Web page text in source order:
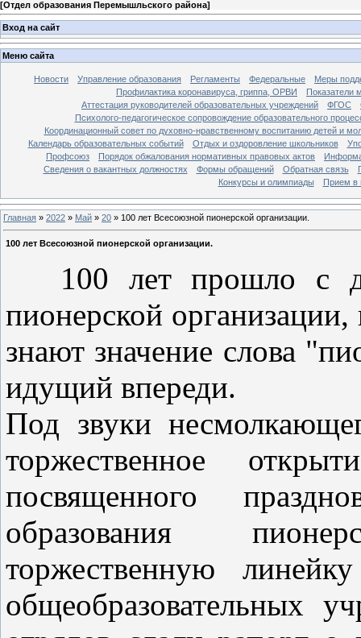
[Отдел образования Перемышльского района]
Вход на сайт
Меню сайта
Новости Управление образования Регламенты Федеральные
Меры
Профилактика коронавируса, гриппа, ОРВИ
Показатели
Аттестация руководителей образовательных учреждений
ФГОС
Психолого-педагогическое сопровождение образовательного
Координационный совет по духовно-нравственному воспитанию детей и
Календарь образовательных событий
Отдых и оздоровление школьников
Профсоюз
Порядок обжалования нормативных правовых актов
Сведения о вакантных должностях
Формы обращений Обратная связь
Конкурсы и олимпиады
Прием в
Главная » 2022 » Май » 20 » 100 лет Всесоюзной пионерской организации.
100 лет Всесоюзной пионерской организации.
100 лет прошло с
пионерской
знают значение слова
идущий впереди.
Под звуки
торжественное
посвященного
образования
торжественную
общеобразовательных